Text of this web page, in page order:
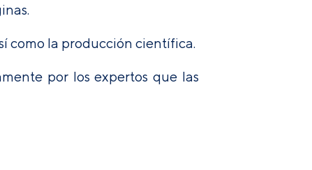
como la producción científica.
por los expertos que las